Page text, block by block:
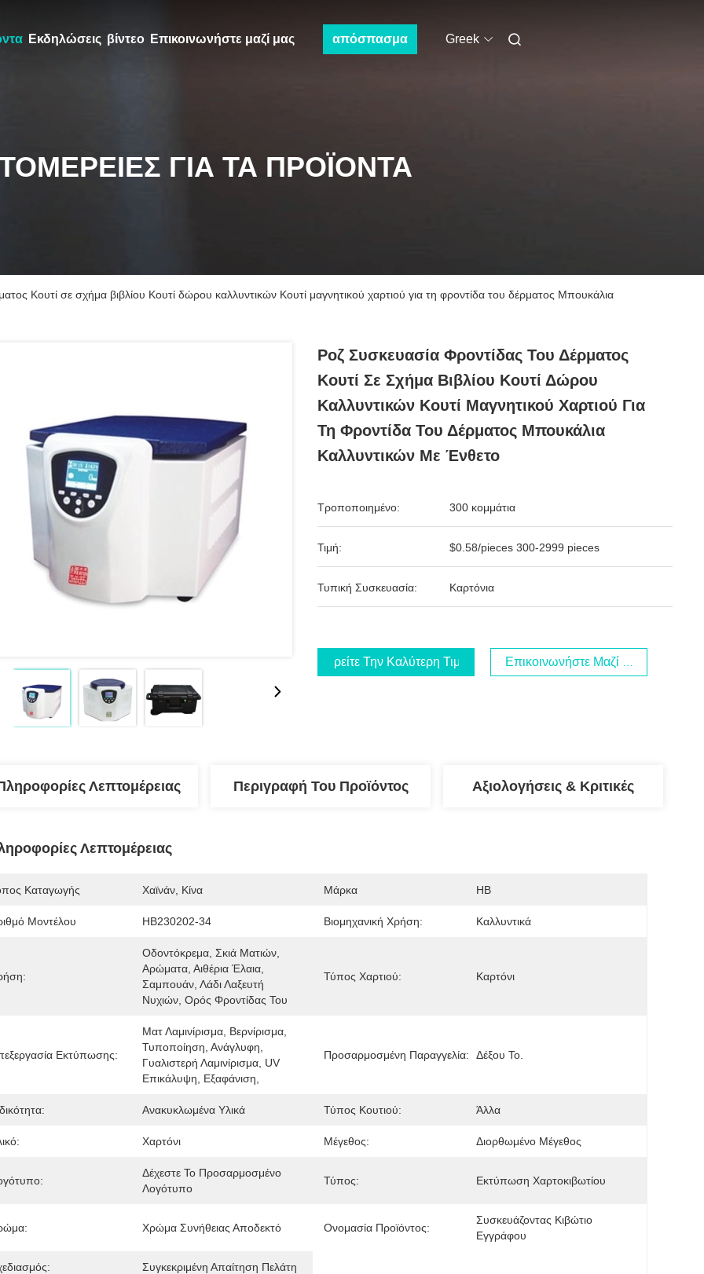
Εκδηλώσεις βίντεο Επικοινωνήστε μαζί μας απόσπασμα Greek
ΓΙΑ ΤΑ ΠΡΟΪΌΝΤΑ
Κουτί σε σχήμα βιβλίου Κουτί δώρου καλλυντικών Κουτί μαγνητικού χαρτιού για τη φροντίδα του δέρματος Μπουκάλια
Ροζ Συσκευασία Φροντίδας Του Δέρματος
Κουτί Σε Σχήμα Βιβλίου Κουτί Δώρου
Καλλυντικών Κουτί Μαγνητικού Χαρτιού Για
Τη Φροντίδα Του Δέρματος Μπουκάλια
Καλλυντικών Με Ένθετο
Τροποποιημένο: 300 κομμάτια
Τιμή: $0.58/pieces 300-2999 pieces
Τυπική Συσκευασία: Καρτόνια
Βρείτε Την Καλύτερη Τιμή Επικοινωνήστε Μαζί Μας
Λεπτομέρειας Περιγραφή Του Προϊόντος Αξιολογήσεις & Κριτικές
Λεπτομέρειας
Καταγωγής Χαϊνάν, Κίνα Μάρκα HB
Μοντέλου HB230202-34 Βιομηχανική Χρήση: Καλλυντικά
Οδοντόκρεμα, Σκιά Ματιών,
Αρώματα, Αιθέρια Έλαια,
Σαμπουάν, Λάδι Λαξευτή
Νυχιών, Ορός Φροντίδας Του
Τύπος Χαρτιού: Καρτόνι
Εκτύπωσης:
Ματ Λαμινίρισμα, Βερνίρισμα,
Τυποποίηση, Ανάγλυφη,
Γυαλιστερή Λαμινίρισμα, UV
Επικάλυψη, Εξαφάνιση,
Προσαρμοσμένη Παραγγελία: Δέξου Το.
Ανακυκλωμένα Υλικά Τύπος Κουτιού: Άλλα
Χαρτόνι Μέγεθος: Διορθωμένο Μέγεθος
Δέχεστε Το Προσαρμοσμένο
Λογότυπο
Τύπος: Εκτύπωση Χαρτοκιβωτίου
Χρώμα Συνήθειας Αποδεκτό Ονομασία Προϊόντος:
Συσκευάζοντας Κιβώτιο
Εγγράφου
Συγκεκριμένη Απαίτηση Πελάτη